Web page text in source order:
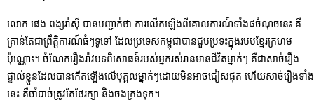
លោក ផេង ពង្សរ៉ាស៊ី បានបញ្ជាក់ថា ការលើកឡើងពីគោលការណ៍ទាំង៨ចំណុចនេះ គឺ
គ្រាន់តែជាព្រឹត្តិការណ៍ធំៗទូទៅ ដែលប្រទេសកម្ពុជាបានជួបប្រទះក្នុងរបបខ្មែរក្រហម
ប៉ុណ្ណោះ។ ចំណែករឿងរ៉ាវបទពិសោធន៍របស់អ្នករស់រានមានជីវិតម្នាក់ៗ គឺជាសាច់រឿង
ផ្ទាល់ខ្លួនដែលបានកើតឡើងលើបុគ្គលម្នាក់ៗដោយមិនអាចជៀសផុត ហើយសាច់រឿងទាំង
នេះ គឺចាំបាច់ត្រូវតែថែរក្សា និងចងក្រងទុក។